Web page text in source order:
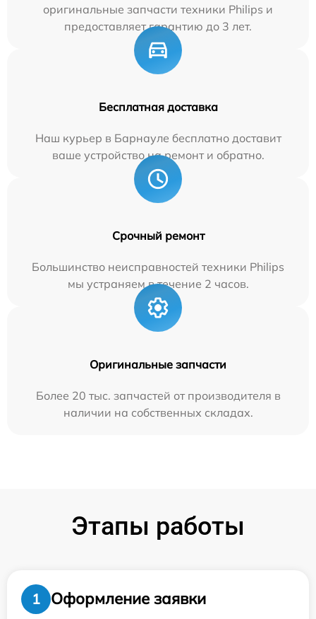
оригинальные запчасти техники Philips и
предоставляет гарантию до 3 лет.
Бесплатная доставка
Наш курьер в Барнауле бесплатно доставит
ваше устройство на ремонт и обратно.
Срочный ремонт
Большинство неисправностей техники Philips
мы устраняем в течение 2 часов.
Оригинальные запчасти
Более 20 тыс. запчастей от производителя в
наличии на собственных складах.
Этапы работы
1
Оформление заявки